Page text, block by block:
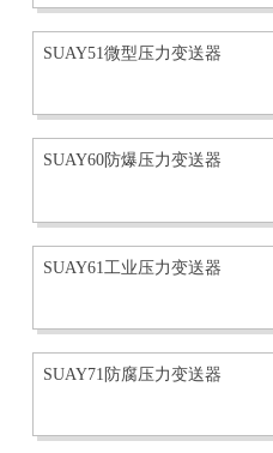
SUAY51微型压力变送器
SUAY60防爆压力变送器
SUAY61工业压力变送器
SUAY71防腐压力变送器